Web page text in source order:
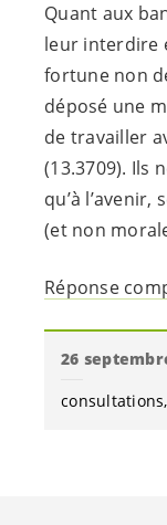
Quant aux
leur interdire
fortune non
déposé une
de travailler
(13.3709). Ils
qu’à
(et non
Réponse
26
consultations